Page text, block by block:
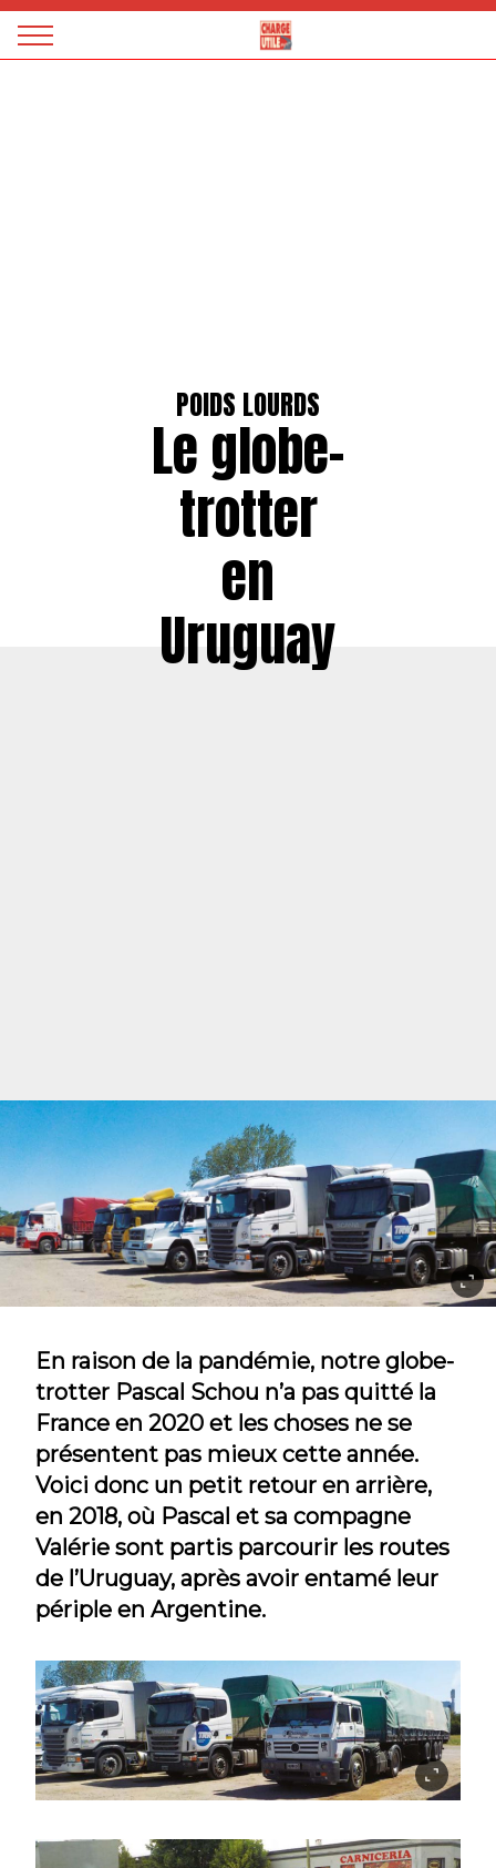
Magazine
POIDS LOURDS
Le globe-
trotter
en
Uruguay
En raison de la pandémie, notre globe-
trotter Pascal Schou n’a pas quitté la
France en 2020 et les choses ne se
présentent pas mieux cette année.
Voici donc un petit retour en arrière,
en 2018, où Pascal et sa compagne
Valérie sont partis parcourir les routes
de l’Uruguay, après avoir entamé leur
périple en Argentine.
Panneau de gestion des cookies